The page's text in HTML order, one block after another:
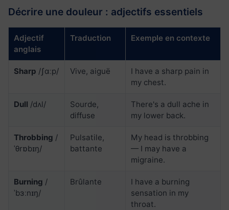
Décrire une douleur : adjectifs essentiels
Adjectif
anglais
Traduction Exemple en contexte
Sharp /ʃɑːp/ Vive, aiguë
I have a sharp pain in
my chest.
Dull /dʌl/
Sourde,
diffuse
There's a dull ache in
my lower back.
Throbbing /
ˈθrɒbɪŋ/
Pulsatile,
battante
My head is throbbing
— I may have a
migraine.
Burning /
ˈbɜːnɪŋ/
Brûlante
I have a burning
sensation in my
throat.